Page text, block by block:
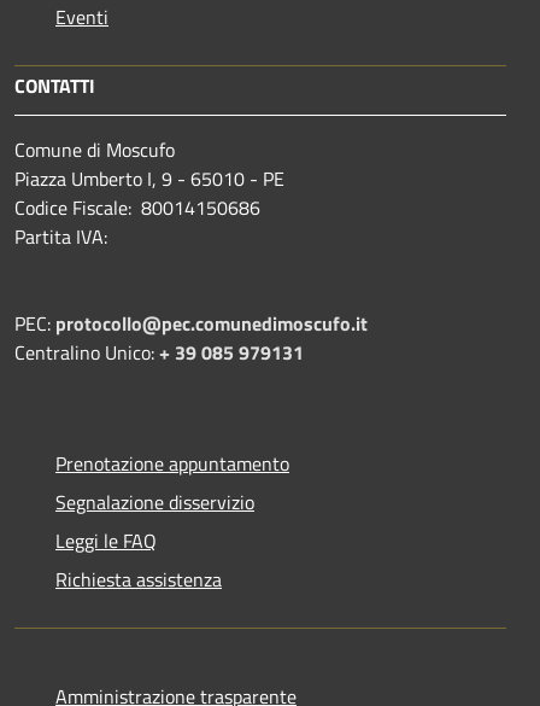
Eventi
CONTATTI
Comune di Moscufo
Piazza Umberto I, 9 - 65010 - PE
Codice Fiscale: 80014150686
Partita IVA:
PEC: protocollo@pec.comunedimoscufo.it
Centralino Unico:+ 39 085 979131
Prenotazione appuntamento
Segnalazione disservizio
Leggi le FAQ
Richiesta assistenza
Amministrazione trasparente